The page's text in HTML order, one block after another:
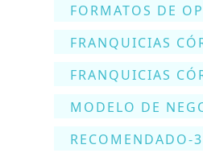
FORMATOS DE
FRANQUICIAS
FRANQUICIAS
MODELO DE
RECOMENDADO-3